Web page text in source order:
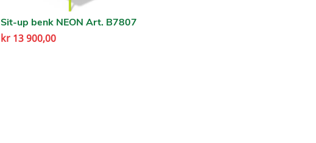
Sit-up benk NEON Art. B7807
kr13 900,00